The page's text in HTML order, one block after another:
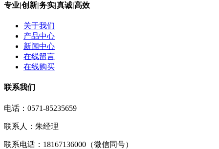
专业|创新|务实|真诚|高效
关于我们
产品中心
新闻中心
在线留言
在线购买
联系我们
电话：0571-85235659
联系人：朱经理
联系电话：18167136000（微信同号）